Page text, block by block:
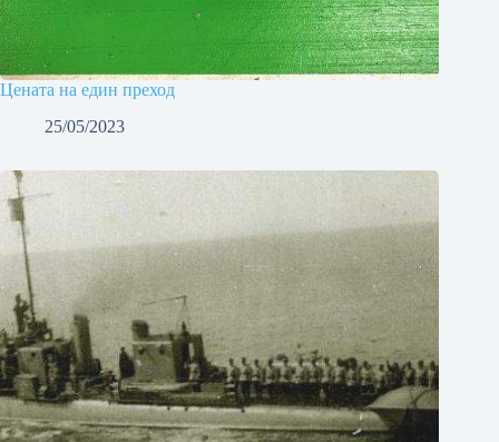
Цената на един преход
25/05/2023